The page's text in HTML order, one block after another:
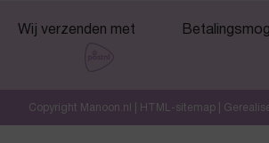
Wij verzenden met
Copyright Manoon.nl | HTML-sitemap|